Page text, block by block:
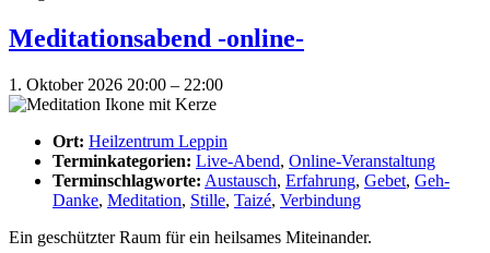
Meditationsabend -online-
1. Oktober 2026 20:00 – 22:00
Ort: Heilzentrum Leppin
Terminkategorien: Live-Abend, Online-Veranstaltung
Terminschlagworte: Austausch, Erfahrung, Gebet, Geh-
Danke, Meditation, Stille, Taizé, Verbindung
Ein geschützter Raum für ein heilsames Miteinander.